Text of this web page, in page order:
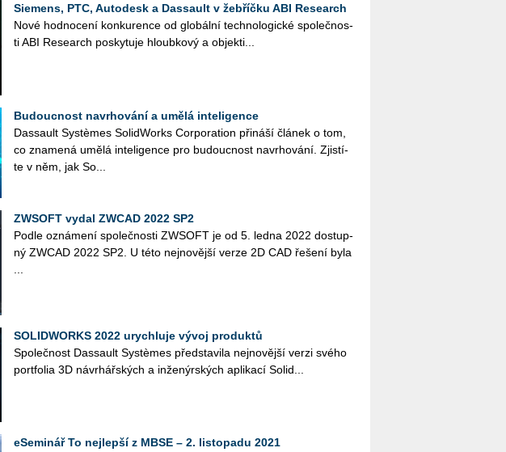
Siemens, PTC, Autodesk a Dassault v žebříčku ABI Research
Nové hod­no­ce­ní kon­ku­ren­ce od glo­bál­ní tech­no­lo­gic­ké spo­leč­nos­
ti ABI Re­search po­sky­tu­je hloub­ko­vý a ob­jek­ti...
Budoucnost navrhování a umělá inteligence
Das­sault Sys­tè­mes So­lid­Works Cor­po­rati­on při­ná­ší člá­nek o tom,
co zna­me­ná umělá in­te­li­gen­ce pro bu­douc­nost na­vr­ho­vá­ní. Zjis­tí­
te v něm, jak So­...
ZWSOFT vydal ZWCAD 2022 SP2
Podle ozná­me­ní spo­leč­nos­ti ZW­SOFT je od 5. ledna 2022 do­stup­
ný ZWCAD 2022 SP2. U této nej­no­věj­ší verze 2D CAD ře­še­ní byla
SOLIDWORKS 2022 urychluje vývoj produktů
Spo­leč­nost Dassault Systèmes před­sta­vi­la nej­no­věj­ší verzi svého
port­fo­lia 3D ná­vr­hář­ských a in­že­nýr­ských apli­ka­cí So­lid...
eSeminář To nejlepší z MBSE – 2. listopadu 2021